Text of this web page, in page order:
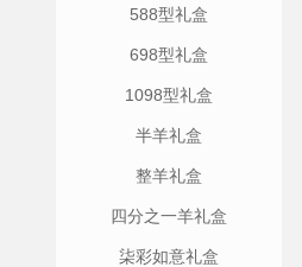
588型礼盒
698型礼盒
1098型礼盒
半羊礼盒
整羊礼盒
四分之一羊礼盒
柒彩如意礼盒